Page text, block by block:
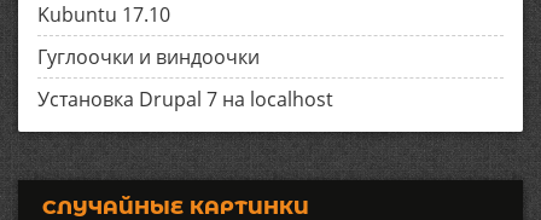
Kubuntu 17.10
Гуглоочки и виндоочки
Установка Drupal 7 на localhost
СЛУЧАЙНЫЕ КАРТИНКИ